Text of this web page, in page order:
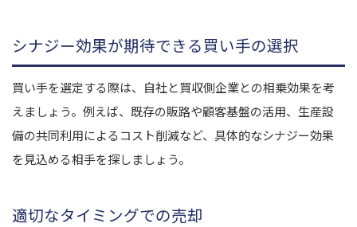
シナジー効果が期待できる買い手の選択
買い手を選定する際は、自社と買収側企業との相乗効果を考
えましょう。例えば、既存の販路や顧客基盤の活用、生産設
備の共同利用によるコスト削減など、具体的なシナジー効果
を見込める相手を探しましょう。
適切なタイミングでの売却